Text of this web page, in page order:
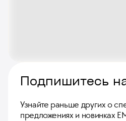
Подпишитесь
Узнайте раньше других о
предложениях и новинках